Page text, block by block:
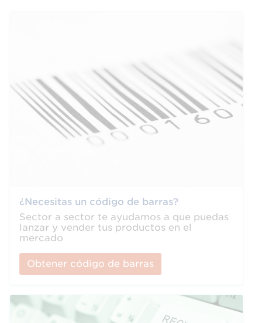
¿Necesitas un código de barras?
Sector a sector te ayudamos a que puedas
lanzar y vender tus productos en el
mercado
Obtener código de barras